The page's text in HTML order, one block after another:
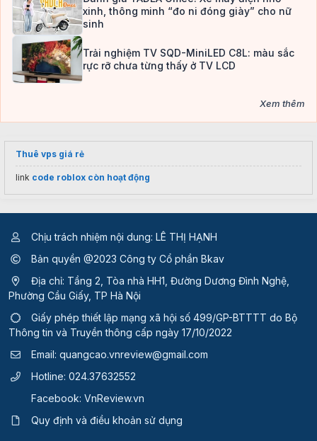
xinh, thông minh “đo ni đóng giày” cho nữ
sinh
Trải nghiệm TV SQD-MiniLED C8L: màu sắc
rực rỡ chưa từng thấy ở TV LCD
Xem thêm
Thuê vps giá rẻ
link code roblox còn hoạt động
Chịu trách nhiệm nội dung: LÊ THỊ HẠNH
Bản quyền @2023 Công ty Cổ phần Bkav
Địa chỉ: Tầng 2, Tòa nhà HH1, Đường Dương Đình Nghệ,
Phường Cầu Giấy, TP Hà Nội
Giấy phép thiết lập mạng xã hội số 499/GP-BTTTT do Bộ
Thông tin và Truyền thông cấp ngày 17/10/2022
Email: quangcao.vnreview@gmail.com
Hotline: 024.37632552
Facebook: VnReview.vn
Quy định và điều khoản sử dụng